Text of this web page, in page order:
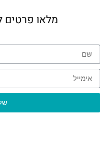
מלאו פרטים